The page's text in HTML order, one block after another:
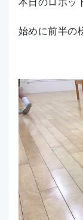
アクセス
始めに前半の